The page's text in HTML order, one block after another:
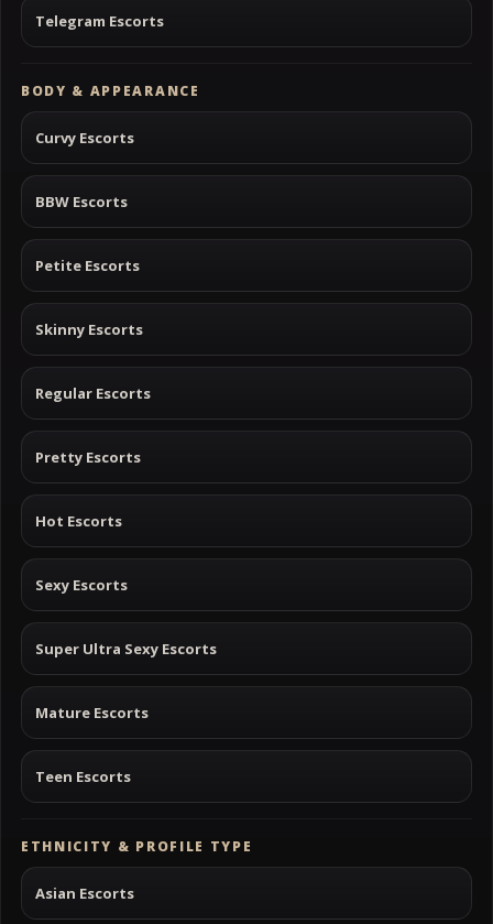
Telegram Escorts
BODY & APPEARANCE
Curvy Escorts
BBW Escorts
Petite Escorts
Skinny Escorts
Regular Escorts
Pretty Escorts
Hot Escorts
Sexy Escorts
Super Ultra Sexy Escorts
Mature Escorts
Teen Escorts
ETHNICITY & PROFILE TYPE
Asian Escorts